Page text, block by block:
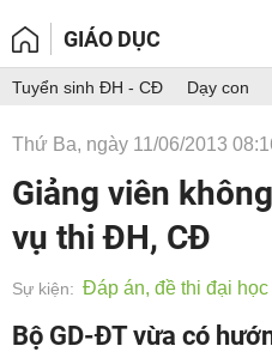
GIÁO DỤC
Tuyển sinh ĐH - CĐ Dạy con
Thứ Ba, ngày 11/06/2013
Giảng viên
vụ thi ĐH, CĐ
Sự kiện: Đáp án, đề thi đại
Bộ GD-ĐT vừa có